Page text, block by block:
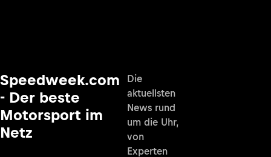
Speedweek.com
- Der beste
Motorsport im
Netz
Die
aktuellsten
News rund
um die Uhr,
von
Experten